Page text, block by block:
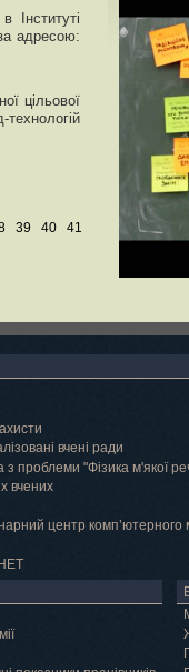
Інституті
адресою:
цільової
технологій
39 40
41
вчені ради
з проблеми "Фізика м'якої
вчених
центр